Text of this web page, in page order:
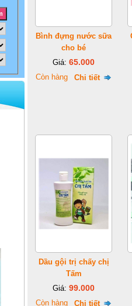
Bình đựng nước sữa
cho bé
Giá: 65.000
Còn hàng Chi tiết
Dầu gội trị chấy chị
Tấm
Giá: 99.000
Còn hàng Chi tiết